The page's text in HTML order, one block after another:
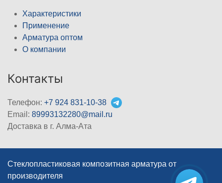
Характеристики
Применение
Арматура оптом
О компании
Контакты
Телефон: +7 924 831-10-38
Email: 89993132280@mail.ru
Доставка в г. Алма-Ата
Стеклопластиковая композитная арматура от
производителя